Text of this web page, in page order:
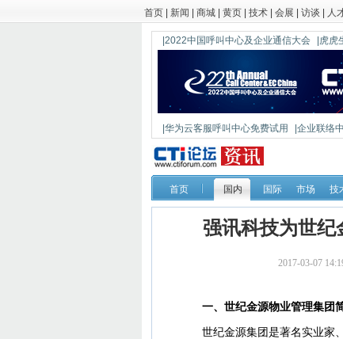
首页 新闻 商城 黄页 技术 会展 访谈 人
|2022中国呼叫中心及企业通信大会 |虎虎
|华为云客服呼叫中心免费试用 |企业联络
|鼎信通达新一代语音网关DAG1000-4S
首页 国内 国际 市场 技
强讯科技为世纪
2017-03-07
一、世纪金源物业管理集团
世纪金源集团是著名实业家、